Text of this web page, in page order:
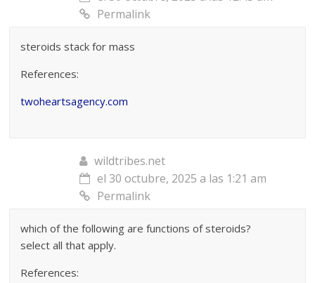
Permalink
steroids stack for mass
References:
twoheartsagency.com
wildtribes.net
el 30 octubre, 2025 a las 1:21 am
Permalink
which of the following are functions of steroids?
select all that apply.
References: